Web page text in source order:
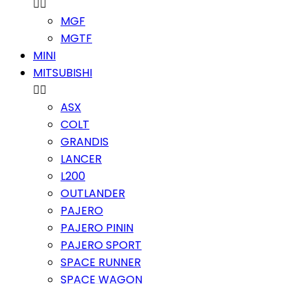

MGF
MGTF
MINI
MITSUBISHI

ASX
COLT
GRANDIS
LANCER
L200
OUTLANDER
PAJERO
PAJERO PININ
PAJERO SPORT
SPACE RUNNER
SPACE WAGON